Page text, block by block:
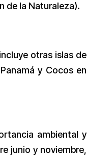
de la Naturaleza).
otras islas de
y Cocos en
ambiental y
junio y noviembre,